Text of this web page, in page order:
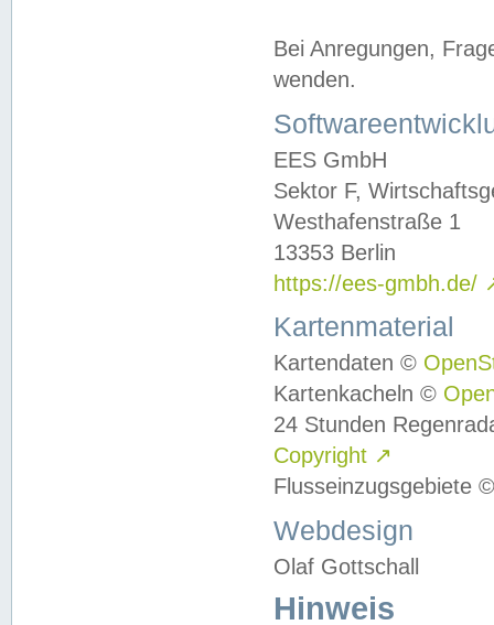
Bei Anregungen,
wenden.
EES GmbH
Sektor F,
Westhafenstraße 1
13353 Berlin
https://ees-gmbh.de/
Kartenmaterial
Kartendaten ©
Kartenkacheln ©
24 Stunden
Copyright ↗
Flusseinzugsgebiete
Webdesign
Olaf Gottschall
Hinweis